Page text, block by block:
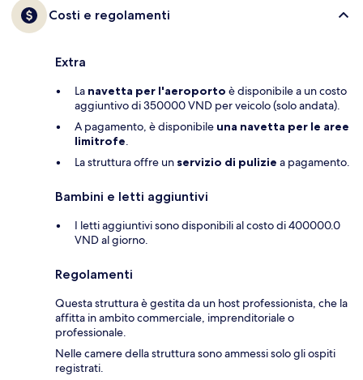
Costi e regolamenti
Extra
La navetta per l'aeroporto è disponibile a un costo
aggiuntivo di 350000 VND per veicolo (solo andata).
A pagamento, è disponibile una navetta per le aree
limitrofe.
La struttura offre un servizio di pulizie a pagamento.
Bambini e letti aggiuntivi
I letti aggiuntivi sono disponibili al costo di 400000.0
VND al giorno.
Regolamenti
Questa struttura è gestita da un host professionista, che la
affitta in ambito commerciale, imprenditoriale o
professionale.
Nelle camere della struttura sono ammessi solo gli ospiti
registrati.